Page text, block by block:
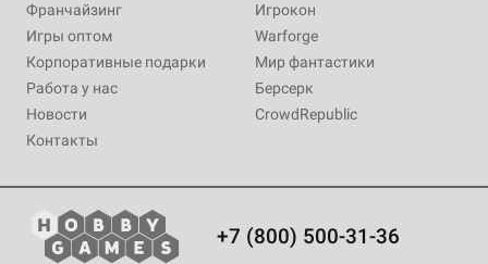
Франчайзинг
Игры оптом
Корпоративные подарки
Работа у нас
Новости
Контакты
Игрокон
Warforge
Мир фантастики
Берсерк
CrowdRepublic
+7 (800) 500-31-36